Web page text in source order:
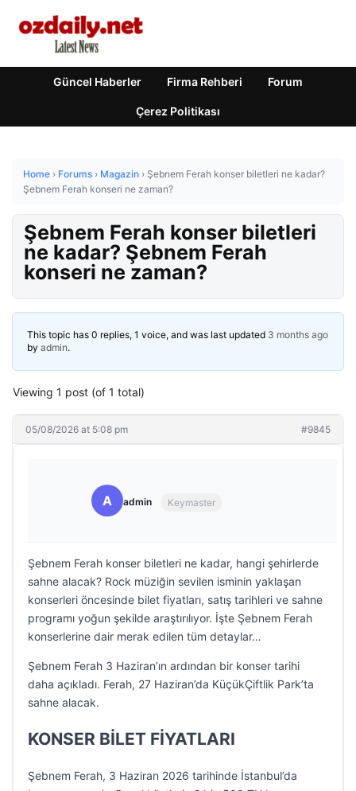
Güncel Haberler Firma Rehberi Forum
Çerez Politikası
Home › Forums › Magazin › Şebnem Ferah konser biletleri ne kadar?
Şebnem Ferah konseri ne zaman?
Şebnem Ferah konser biletleri
ne kadar? Şebnem Ferah
konseri ne zaman?
This topic has 0 replies, 1 voice, and was last updated 3 months ago
by admin.
Viewing 1 post (of 1 total)
05/08/2026 at 5:08 pm #9845
A admin Keymaster
Şebnem Ferah konser biletleri ne kadar, hangi şehirlerde
sahne alacak? Rock müziğin sevilen isminin yaklaşan
konserleri öncesinde bilet fiyatları, satış tarihleri ve sahne
programı yoğun şekilde araştırılıyor. İşte Şebnem Ferah
konserlerine dair merak edilen tüm detaylar…
Şebnem Ferah 3 Haziran’ın ardından bir konser tarihi
daha açıkladı. Ferah, 27 Haziran’da KüçükÇiftlik Park’ta
sahne alacak.
KONSER BİLET FİYATLARI
Şebnem Ferah, 3 Haziran 2026 tarihinde İstanbul’da